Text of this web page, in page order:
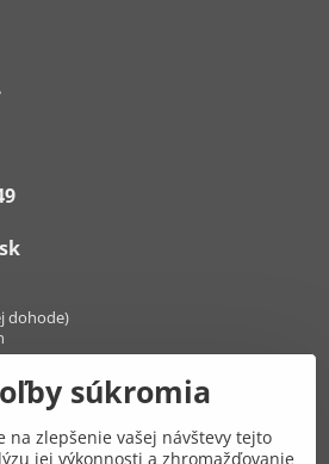
dohode)
aj na sieťach
súkromia
na zlepšenie vašej návštevy tejto
jej výkonnosti a zhromažďovanie